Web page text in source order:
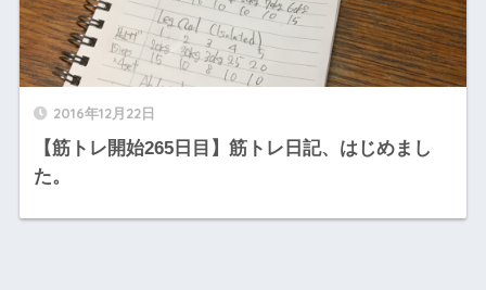
2016年12月22日
【筋トレ開始265日目】筋トレ日記、はじめまし
た。